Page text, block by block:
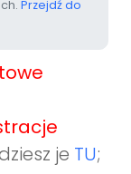
Przejdź do
je TU;